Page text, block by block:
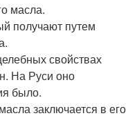
масла.
получают путем
свойствах
На Руси оно
было.
заключается в его